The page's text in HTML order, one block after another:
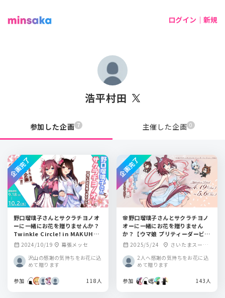
ログイン｜新規
浩平村田
参加した企画 7 主催した企画 0
野口瑠璃子さんとサクラチヨノオ
ーに一緒にお花を贈りませんか？
Twinkle Circle! in MAKUHAR
Icalendar_month 2024/10/19 location_on 幕張メッセ
沢山の感謝の気持ちをお花に込
めて贈ります
参加 118人
企画完了
🌸野口瑠璃子さんとサクラチヨノ
オーに一緒にお花を贈りません
か？【ウマ娘 プリティーダービー
6th EVENT The New Frontie
r】
calendar_month 2025/5/24 location_on さいたまスーパ
ーアリーナ
2人へ感謝の気持ちをお花に込
めて贈ります
参加 143人
企画完了